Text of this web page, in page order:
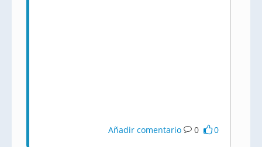
Añadir comentario 0 0